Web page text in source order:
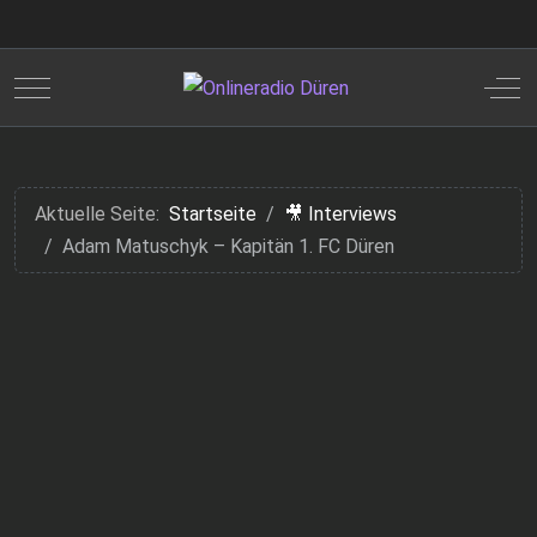
Mobile Menu Toggle
Aktuelle Seite: Startseite
🎥 Interviews
Adam Matuschyk – Kapitän 1. FC Düren